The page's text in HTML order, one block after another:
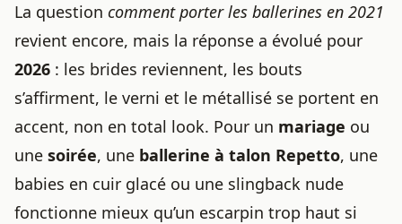
La question comment porter les ballerines en 2021
revient encore, mais la réponse a évolué pour
2026 : les brides reviennent, les bouts
s’affirment, le verni et le métallisé se portent en
accent, non en total look. Pour un mariage ou
une soirée, une ballerine à talon Repetto, une
babies en cuir glacé ou une slingback nude
fonctionne mieux qu’un escarpin trop haut si